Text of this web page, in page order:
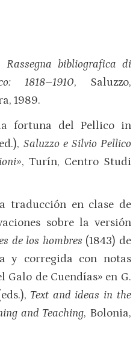
Rassegna bibliografica di
1818–1910, Saluzzo,
1989.
fortuna del Pellico in
Saluzzo e Silvio Pellico
, Turín, Centro Studi
traducción en clase de
sobre la versión
de los hombres (1843) de
y corregida con notas
de Cuendías» en G.
Text and ideas in the
and Teaching, Bolonia,